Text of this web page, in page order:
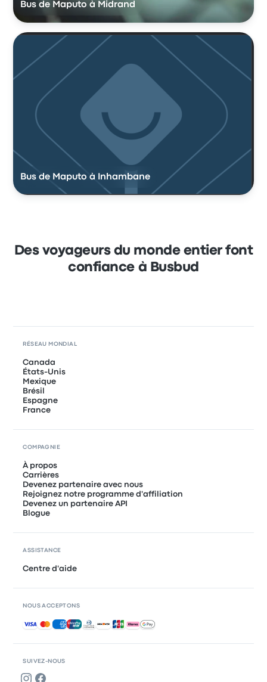
Bus de Maputo à Midrand
Bus de Maputo à Inhambane
Des voyageurs du monde entier font
confiance à Busbud
SUIVEZ-NOUS
RÉSEAU MONDIAL
Canada
États-Unis
Mexique
Brésil
Espagne
France
COMPAGNIE
À propos
Carrières
Devenez partenaire avec nous
Rejoignez notre programme d'affiliation
Devenez un partenaire API
Blogue
ASSISTANCE
Centre d'aide
NOUS ACCEPTONS
Paiements acceptés